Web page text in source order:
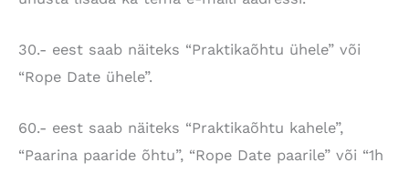
30.- eest saab näiteks “Praktikaõhtu ühele” või
“Rope Date ühele”.
60.- eest saab näiteks “Praktikaõhtu kahele”,
“Paarina paaride õhtu”, “Rope Date paarile” või “1h